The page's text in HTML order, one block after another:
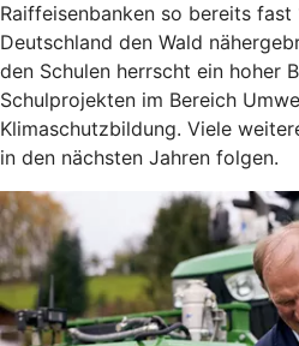
Raiffeisenbanken so bereits fast
Deutschland den Wald
den Schulen herrscht ein hoher
Schulprojekten im Bereich
Klimaschutzbildung. Viele
in den nächsten Jahren folgen.